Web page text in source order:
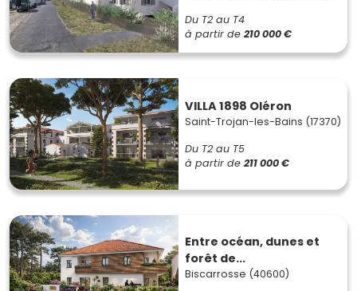
Du T2 au T4
à partir de 210 000 €
VILLA 1898 Oléron
Saint-Trojan-les-Bains (17370)
Du T2 au T5
à partir de 211 000 €
Entre océan, dunes et
forêt de...
Biscarrosse (40600)